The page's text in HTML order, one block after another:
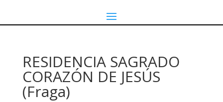
RESIDENCIA SAGRADO
CORAZÓN DE JESÚS
(Fraga)